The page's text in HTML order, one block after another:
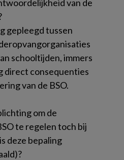
van de
gepleegd tussen
schooltijden, immers
direct consequenties
van de BSO.
om de
te regelen toch bij
deze bepaling